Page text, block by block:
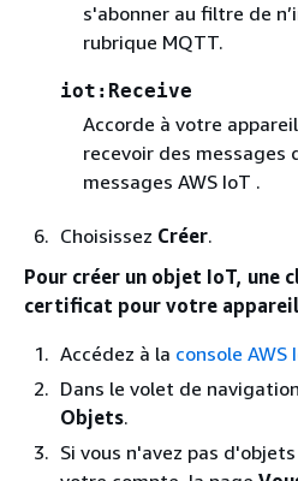
s'abonner au filtre de
rubrique MQTT.
iot:Receive
Accorde à votre
recevoir des messages
messages AWS IoT .
Choisissez Créer.
Pour créer un objet IoT, une
certificat pour votre appareil
Accédez à la console AWS
Dans le volet de
Objets.
Si vous n'avez pas